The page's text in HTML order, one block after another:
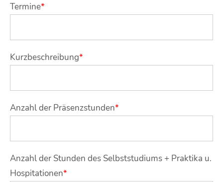
Termine*
Kurzbeschreibung*
Anzahl der Präsenzstunden*
Anzahl der Stunden des Selbststudiums + Praktika u.
Hospitationen*